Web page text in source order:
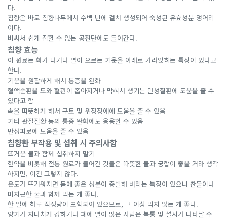
다.
침향은 바로 침향나무에서 수백 년에 걸쳐 생성되어 숙성된 유효성분 덩어리
이다.
비싸서 쉽게 접할 수 없는 공진단에도 들어간다.
침향 효능
이 원료는 화가 나거나 열이 오르는 기운을 아래로 가라앉히는 특징이 있다고
한다.
기운을 원활하게 해서 통증을 완화
혈액순환을 도와 혈관이 좁아지거나 막혀서 생기는 만성질환에 도움을 줄 수
있다고 함
속을 따뜻하게 해서 구토 및 위장장애에 도움을 줄 수 있음
기타 관절질환 등의 통증 완화에도 응용할 수 있음
만성피로에 도움을 줄 수 있음
침향환 부작용 및 섭취 시 주의사항
뜨거운 물과 함께 섭취하지 말기
한약을 비롯해 전통 원료가 들어간 것들은 따뜻한 물과 궁합이 좋을 거라 생각
하지만, 이건 그렇지 않다.
온도가 뜨거워지면 몸에 좋은 성분이 증발해 버리는 특징이 있으니 찬물이나
미지근한 물과 함께 먹는 게 좋다.
한 알에 하루 적정량이 포함되어 있으므로, 그 이상 먹지 않는 게 좋다.
양기가 지나치게 강하거나 폐에 열이 많은 사람은 복통 및 설사가 나타날 수